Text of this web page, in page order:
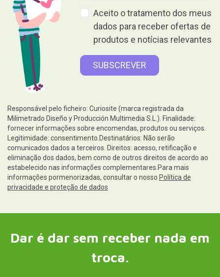
Aceito o tratamento dos meus
dados para receber ofertas de
produtos e notícias relevantes
Responsável pelo ficheiro: Curiosite (marca registrada da
Milimetrado Diseño y Producción Multimedia S.L.). Finalidade:
fornecer informações sobre encomendas, produtos ou serviços.
Legitimidade: consentimento.Destinatários: Não serão
comunicados dados a terceiros. Direitos: acesso, retificação e
eliminação dos dados, bem como de outros direitos de acordo ao
estabelecido nas informações complementares.Para mais
informações pormenorizadas, consultar o nosso Política de
privacidade e proteção de dados
Dar é dar sem receber nada em
troca.